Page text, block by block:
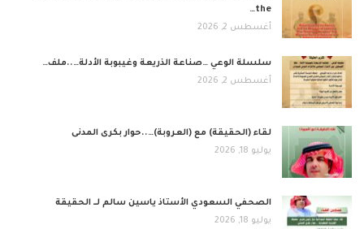
the…
أغسطس 2, 2026
​سلسلة الوعي …صناعة الذريعة وغيبوبة الأدلة…..ملف…
أغسطس 2, 2026
لقاء (الحقيقة) مع (العروبة)…..حوار بكرى المدنى
يوليو 18, 2026
الصحفي السعودي الأستاذ ياسين سالم لــ الحقيقة
يوليو 18, 2026